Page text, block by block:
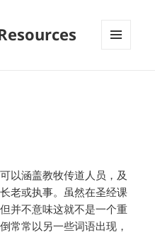
以涵盖教牧传道人员，及
老或执事。虽然在圣经课
并不意味这就不是一个重
常常以另一些词语出现，